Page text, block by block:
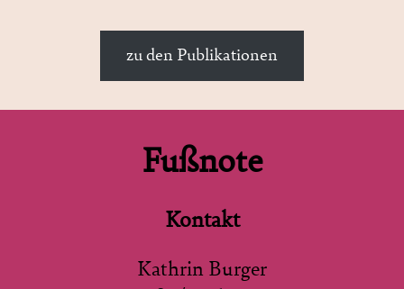
zu den Publikationen
Fußnote
Kontakt
Kathrin Burger